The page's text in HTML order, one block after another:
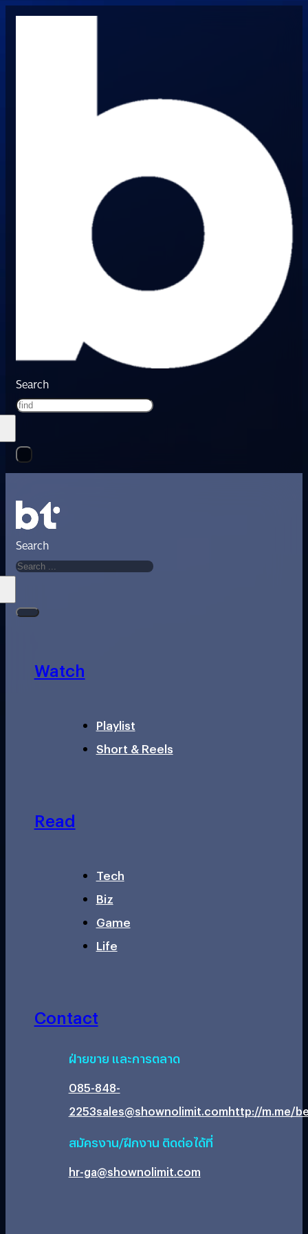
Search
Search
Watch
Playlist
Short & Reels
Read
Tech
Biz
Game
Life
Contact
ฝ่ายขาย และการตลาด
085-848-
2253sales@shownolimit.comhttp://m.me/
สมัครงาน/ฝึกงาน ติดต่อได้ที่
hr-ga@shownolimit.com